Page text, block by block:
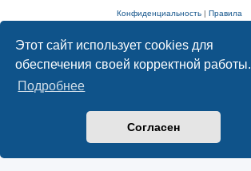
Этот сайт использует cookies для
обеспечения своей корректной работы.
Подробнее
Согласен
Конфиденциальность| Правила